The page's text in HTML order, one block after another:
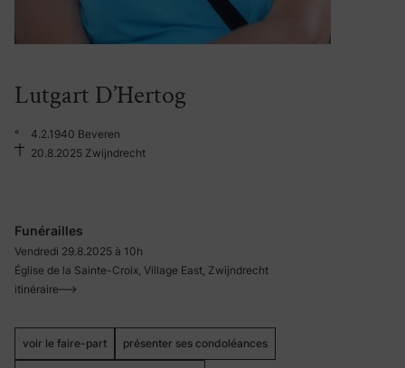
Lutgart D’Hertog
°
4.2.1940 Beveren
20.8.2025 Zwijndrecht
Funérailles
Vendredi 29.8.2025 à 10h
Église de la Sainte-Croix, Village East, Zwijndrecht
itinéraire
voir le faire-part présenter ses condoléances